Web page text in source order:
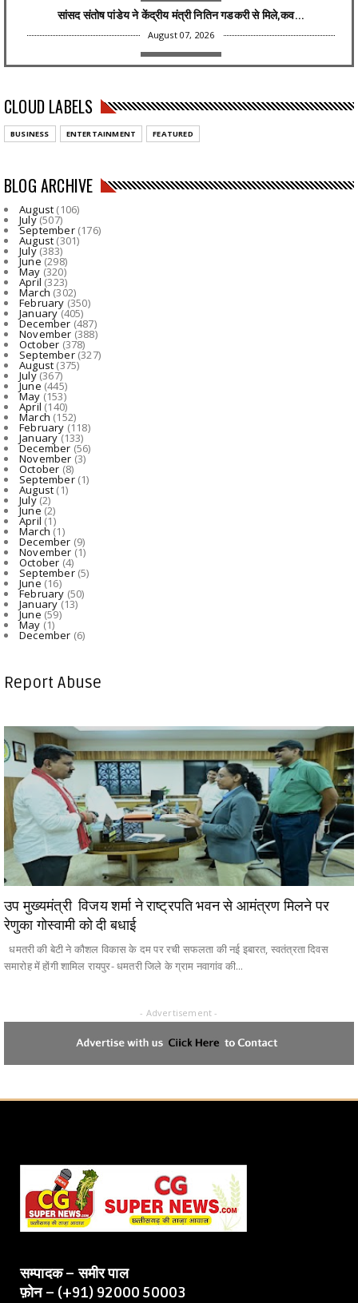
सांसद संतोष पांडेय ने केंद्रीय मंत्री नितिन गडकरी से मिले,कव...
August 07, 2026
CHHATTISGARH
August 07, 2026
NATIONAL
August 07, 2026
Aaj Ka Rashifal : आज 7 अगस्त को किन राशियों की बदलेगी किस्मत...
शिक्षा सिर्फ सरकार की नहीं, पूरे समाज की जिम्मेदारी: RSS प्र...
CLOUD LABELS
BUSINESS ENTERTAINMENT FEATURED
BLOG ARCHIVE
August (106)
July(507)
September(176)
August (301)
July(383)
June(298)
May (320)
April (323)
March (302)
February (350)
January(405)
December (487)
November (388)
October (378)
September(327)
August (375)
July(367)
June(445)
May (153)
April (140)
March (152)
February (118)
January(133)
December (56)
November (3)
October (8)
September(1)
August (1)
July(2)
June(2)
April (1)
March (1)
December (9)
November (1)
October (4)
September(5)
June (16)
February (50)
January(13)
June (59)
May (1)
December (6)
Report Abuse
उप मुख्यमंत्री विजय शर्मा ने राष्ट्रपति भवन से आमंत्रण मिलने पर
रेणुका गोस्वामी को दी बधाई
धमतरी की बेटी ने कौशल विकास के दम पर रची सफलता की नई इबारत, स्वतंत्रता दिवस
समारोह में होंगी शामिल रायपुर- धमतरी जिले के ग्राम नवागांव की...
- Advertisement -
सम्पादक – समीर पाल
फ़ोन – (+91) 92000 50003